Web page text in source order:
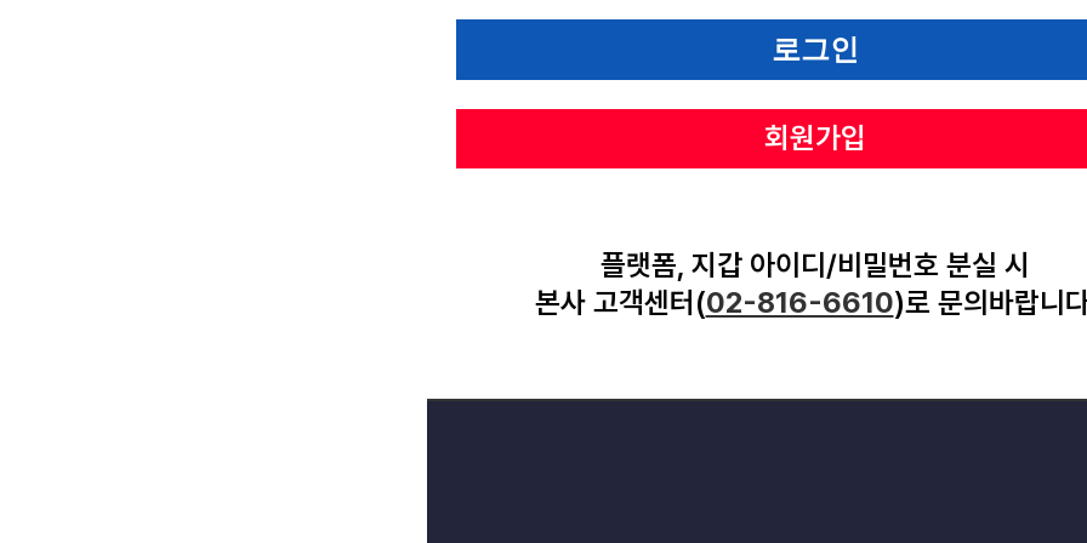
회원가입
플랫폼, 지갑 아이디/비밀번호 분실 시
본사 고객센터(02-816-6610)로 문의바랍니